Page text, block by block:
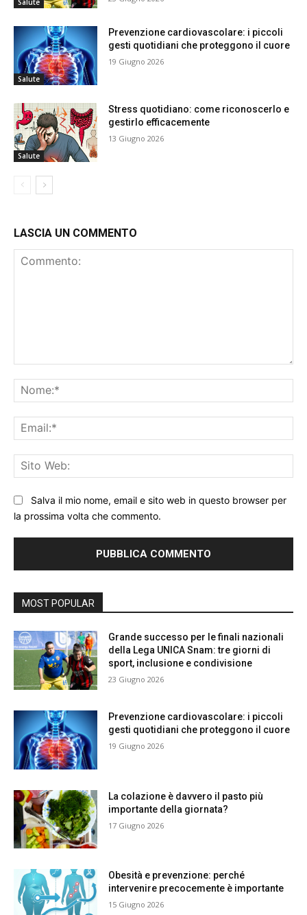
Salute
Salute
Prevenzione cardiovascolare: i piccoli
gesti quotidiani che proteggono il cuore
19 Giugno 2026
Salute
Stress quotidiano: come riconoscerlo e
gestirlo efficacemente
13 Giugno 2026
LASCIA UN COMMENTO
Salva il mio nome, email e sito web in questo browser per
la prossima volta che commento.
MOST POPULAR
Grande successo per le finali nazionali
della Lega UNICA Snam: tre giorni di
sport, inclusione e condivisione
23 Giugno 2026
Prevenzione cardiovascolare: i piccoli
gesti quotidiani che proteggono il cuore
19 Giugno 2026
La colazione è davvero il pasto più
importante della giornata?
17 Giugno 2026
Obesità e prevenzione: perché
intervenire precocemente è importante
15 Giugno 2026